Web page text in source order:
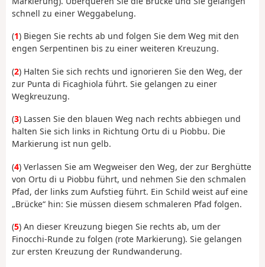
schnell zu einer Weggabelung.
(1) Biegen Sie rechts ab und folgen Sie dem Weg mit den
engen Serpentinen bis zu einer weiteren Kreuzung.
(2) Halten Sie sich rechts und ignorieren Sie den Weg, der
zur Punta di Ficaghiola führt. Sie gelangen zu einer
Wegkreuzung.
(3) Lassen Sie den blauen Weg nach rechts abbiegen und
halten Sie sich links in Richtung Ortu di u Piobbu. Die
Markierung ist nun gelb.
(4) Verlassen Sie am Wegweiser den Weg, der zur Berghütte
von Ortu di u Piobbu führt, und nehmen Sie den schmalen
Pfad, der links zum Aufstieg führt. Ein Schild weist auf eine
„Brücke“ hin: Sie müssen diesem schmaleren Pfad folgen.
(5) An dieser Kreuzung biegen Sie rechts ab, um der
Finocchi-Runde zu folgen (rote Markierung). Sie gelangen
zur ersten Kreuzung der Rundwanderung.